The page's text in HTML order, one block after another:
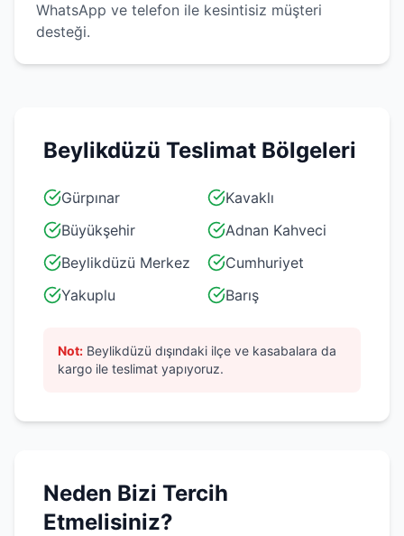
WhatsApp ve telefon ile kesintisiz müşteri
desteği.
Beylikdüzü Teslimat Bölgeleri
Gürpınar
Kavaklı
Büyükşehir
Adnan Kahveci
Beylikdüzü Merkez
Cumhuriyet
Yakuplu
Barış
Not: Beylikdüzü dışındaki ilçe ve kasabalara da
kargo ile teslimat yapıyoruz.
Neden Bizi Tercih
Etmelisiniz?